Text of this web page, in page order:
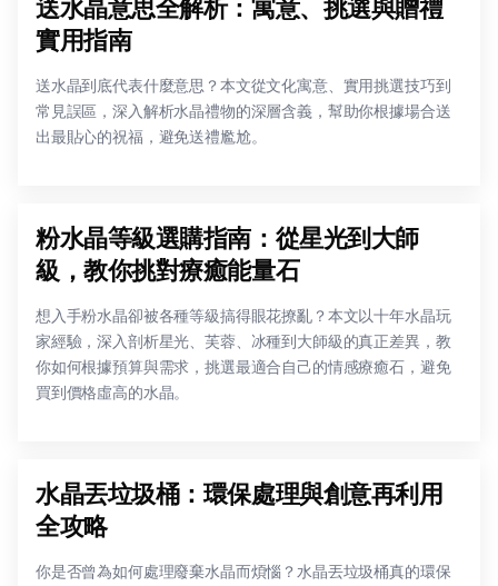
送水晶意思全解析：寓意、挑選與贈禮
實用指南
送水晶到底代表什麼意思？本文從文化寓意、實用挑選技巧到
常見誤區，深入解析水晶禮物的深層含義，幫助你根據場合送
出最貼心的祝福，避免送禮尷尬。
粉水晶等級選購指南：從星光到大師
級，教你挑對療癒能量石
想入手粉水晶卻被各種等級搞得眼花撩亂？本文以十年水晶玩
家經驗，深入剖析星光、芙蓉、冰種到大師級的真正差異，教
你如何根據預算與需求，挑選最適合自己的情感療癒石，避免
買到價格虛高的水晶。
水晶丟垃圾桶：環保處理與創意再利用
全攻略
你是否曾為如何處理廢棄水晶而煩惱？水晶丟垃圾桶真的環保